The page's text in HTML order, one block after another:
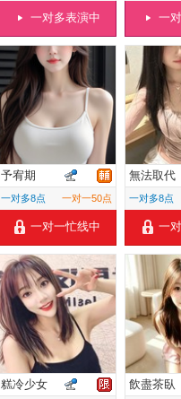
一对多表演中 一
予宥期
一对多8点 一对一50点
一对一忙线中
無法取代
一对多8点
一
糕冷少女 飲盡茶臥